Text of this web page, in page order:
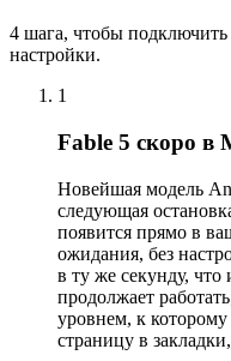
4 шага, чтобы
настройки.
1
Fable 5 скоро в
Новейшая модель
следующая
появится прямо в
ожидания, без
в ту же секунду,
продолжает
уровнем, к которому
страницу в